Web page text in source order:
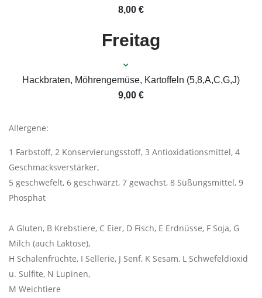
8,00 €
Freitag
Hackbraten, Möhrengemüse, Kartoffeln (5,8,A,C,G,J)
9,00 €
Allergene:
1 Farbstoff, 2 Konservierungsstoff, 3 Antioxidationsmittel, 4
Geschmacksverstärker,
5 geschwefelt, 6 geschwärzt, 7 gewachst, 8 Süßungsmittel, 9
Phosphat
A Gluten, B Krebstiere, C Eier, D Fisch, E Erdnüsse, F Soja, G
Milch (auch Laktose),
H Schalenfrüchte, I Sellerie, J Senf, K Sesam, L Schwefeldioxid
u. Sulfite, N Lupinen,
M Weichtiere